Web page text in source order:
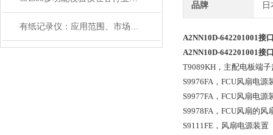
有纸记录仪：应用范围、市场价值及前景分析
品牌
A2NN10D-642201001接
A2NN10D-642201001接
T9089KH， 主配电板端子
S9976FA， FCU风扇电源
S9977FA， FCU风扇电源
S9978FA， FCU风扇的风
S9111FE， 风扇电源装置